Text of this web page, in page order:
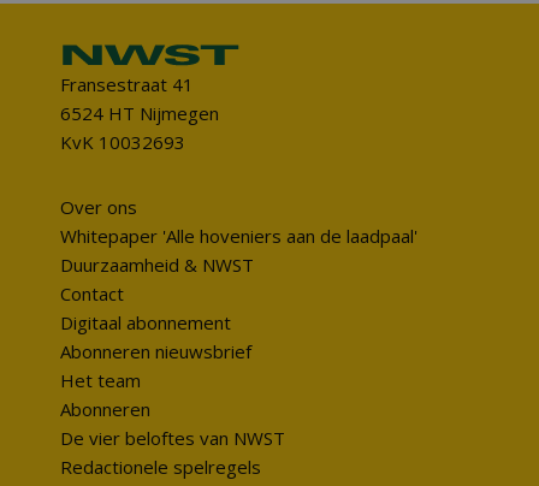
Fransestraat 41
6524 HT Nijmegen
KvK 10032693
Over ons
Whitepaper 'Alle hoveniers aan de laadpaal'
Duurzaamheid & NWST
Contact
Digitaal abonnement
Abonneren nieuwsbrief
Het team
Abonneren
De vier beloftes van NWST
Redactionele spelregels